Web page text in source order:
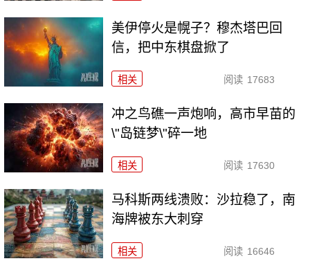
美伊停火是幌子？穆杰塔巴回
信，把中东棋盘掀了
相关 阅读 17683
冲之鸟礁一声炮响，高市早苗的
\"岛链梦\"碎一地
相关 阅读 17630
马科斯两线溃败：沙拉稳了，南
海牌被东大刺穿
相关 阅读 16646